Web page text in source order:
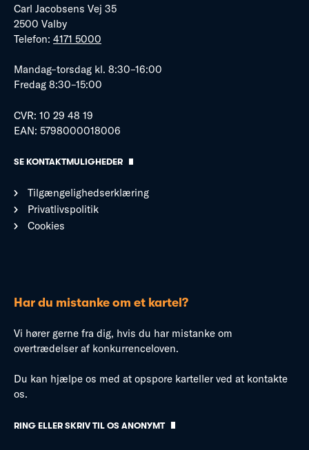
Carl Jacobsens Vej 35
2500 Valby
Telefon: 4171 5000
Mandag–torsdag kl. 8:30–16:00
Fredag 8:30–15:00
CVR: 10 29 48 19
EAN: 5798000018006
SE KONTAKTMULIGHEDER
Tilgængelighedserklæring
Privatlivspolitik
Cookies
Har du mistanke om et kartel?
Vi hører gerne fra dig, hvis du har mistanke om
overtrædelser af konkurrenceloven.
Du kan hjælpe os med at opspore karteller ved at kontakte
os.
RING ELLER SKRIV TIL OS ANONYMT